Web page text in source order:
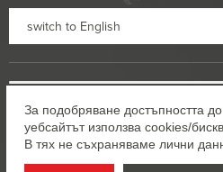
switch to English
За подобряване достъпността до
уебсайтът използва cookies/
В тях не съхраняваме лични